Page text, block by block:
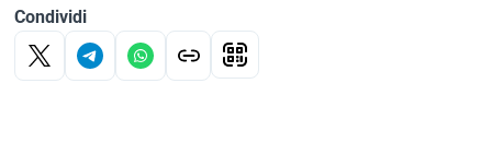
Condividi